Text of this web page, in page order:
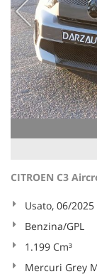
CITROEN C3
Usato, 06/2025
Benzina/GPL
1.199 Cm³
Mercuri Grey